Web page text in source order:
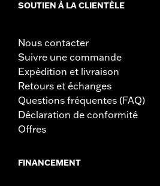
SOUTIEN À LA CLIENTÈLE
Nous contacter
Suivre une commande
Expédition et livraison
Retours et échanges
Questions fréquentes (FAQ)
Déclaration de conformité
Offres
FINANCEMENT